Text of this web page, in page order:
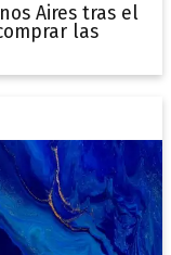
Aires tras el
las